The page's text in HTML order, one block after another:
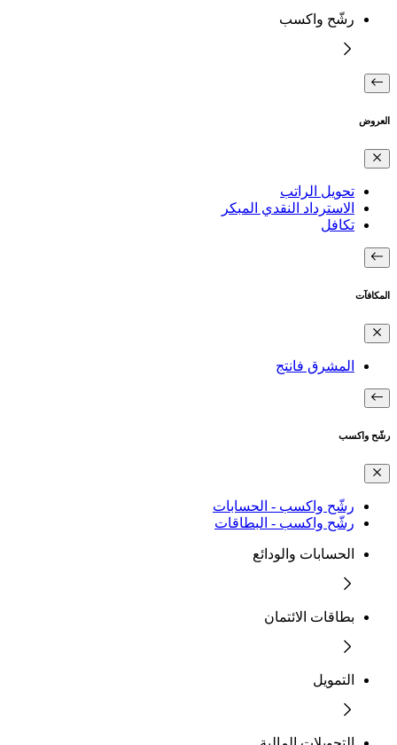
رشّح واكسب
العروض
تحويل الراتب
الاسترداد النقدي المبكر
تكافل
المكافآت
المشرق فانتج
رشّح واكسب
رشّح واكسب - الحسابات
رشّح واكسب - البطاقات
الحسابات والودائع
بطاقات الائتمان
التمويل